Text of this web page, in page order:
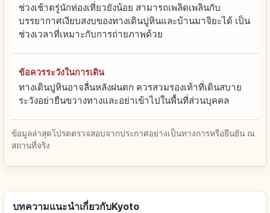
ช่วงเช้าตรู่นักท่องเที่ยวยังน้อย สามารถเพลิดเพลินกับ
บรรยากาศเงียบสงบของทางเดินปูหินและบ้านมาจิยะได้ เป็น
ช่วงเวลาที่เหมาะกับการถ่ายภาพด้วย
ข้อควรระวังในการเดิน
ทางเดินปูหินอาจลื่นหลังฝนตก ควรสวมรองเท้าที่เดินสบาย
ระวังอย่ายืนขวางทางและอย่าเข้าไปในพื้นที่ส่วนบุคคล
ข้อมูลล่าสุดโปรดตรวจสอบจากประกาศอย่างเป็นทางการหรือยืนยัน ณ
สถานที่จริง
บทความแนะนำเกี่ยวกับKyoto